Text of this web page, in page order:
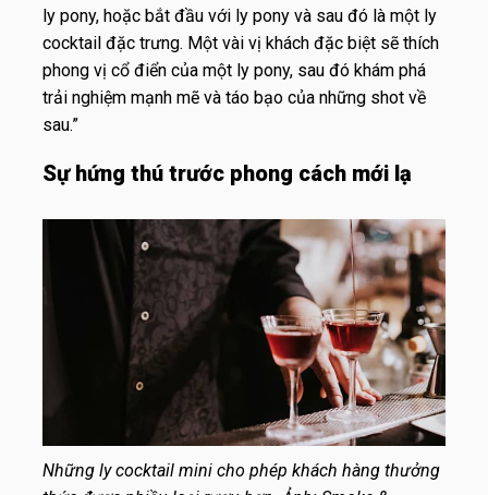
ly pony, hoặc bắt đầu với ly pony và sau đó là một ly
cocktail đặc trưng. Một vài vị khách đặc biệt sẽ thích
phong vị cổ điển của một ly pony, sau đó khám phá
trải nghiệm mạnh mẽ và táo bạo của những shot về
sau.”
Sự hứng thú trước phong cách mới lạ
Những ly cocktail mini cho phép khách hàng thưởng